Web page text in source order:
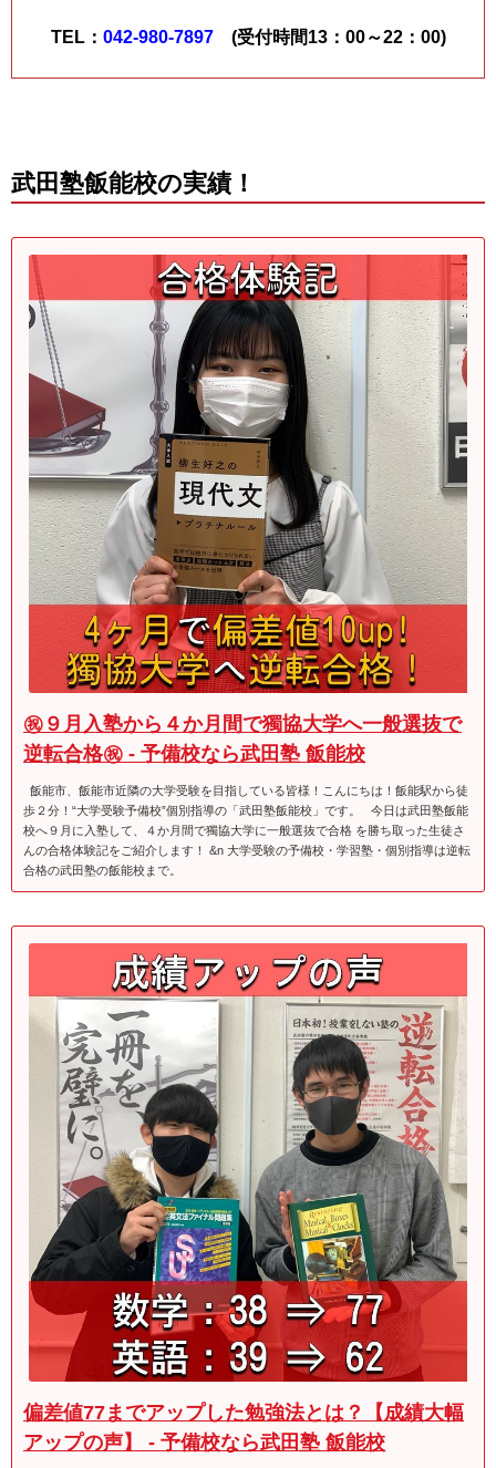
TEL： 042-980-7897(受付時間13：00～22：00)
武田塾飯能校の実績！
㊗９月入塾から４か月間で獨協大学へ一般選抜で
逆転合格㊗ - 予備校なら武田塾 飯能校
飯能市、飯能市近隣の大学受験を目指している皆様！こんにちは！飯能駅から徒
歩２分！“大学受験予備校”個別指導の「武田塾飯能校」です。 今日は武田塾飯能
校へ９月に入塾して、４か月間で獨協大学に一般選抜で合格 を勝ち取った生徒さ
んの合格体験記をご紹介します！ &n 大学受験の予備校・学習塾・個別指導は逆転
合格の武田塾の飯能校まで。
偏差値77までアップした勉強法とは？【成績大幅
アップの声】 - 予備校なら武田塾 飯能校